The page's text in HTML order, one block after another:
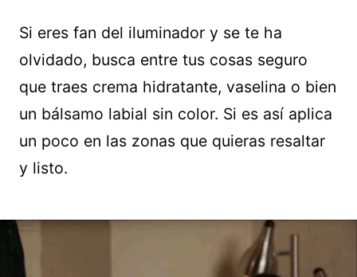
Si eres fan del iluminador y se te ha
olvidado, busca entre tus cosas seguro
que traes crema hidratante, vaselina o bien
un bálsamo labial sin color. Si es así aplica
un poco en las zonas que quieras resaltar
y listo.